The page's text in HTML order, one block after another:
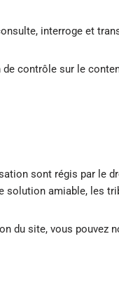
interroge et
de contrôle sur le
sont régis par le
solution amiable,
du site, vous pouvez